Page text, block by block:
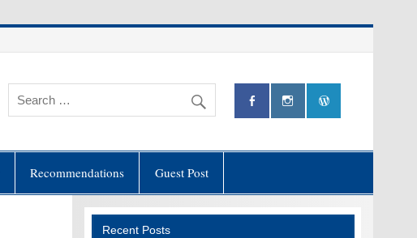
Recommendations Guest Post
Recent Posts